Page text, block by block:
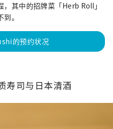
，其中的招牌菜「Herb Roll」
。
的预约状况
寿司与日本清酒